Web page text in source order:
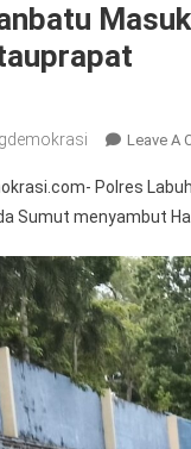
Leave A
Polres
Sumut menyambut